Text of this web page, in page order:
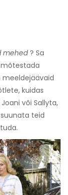
mehed? Sa
mõtestada
meeldejäävaid
kuidas
või Sallyta,
teid